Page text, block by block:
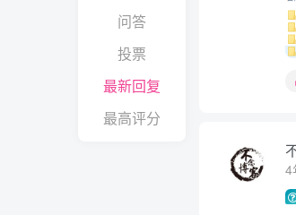
问答
投票
最新回复
最高评分
4